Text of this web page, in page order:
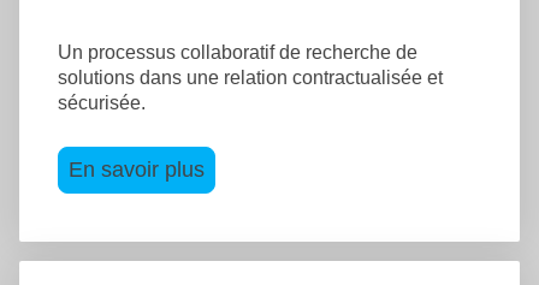
Un processus collaboratif de recherche de
solutions dans une relation contractualisée et
sécurisée.
En savoir plus